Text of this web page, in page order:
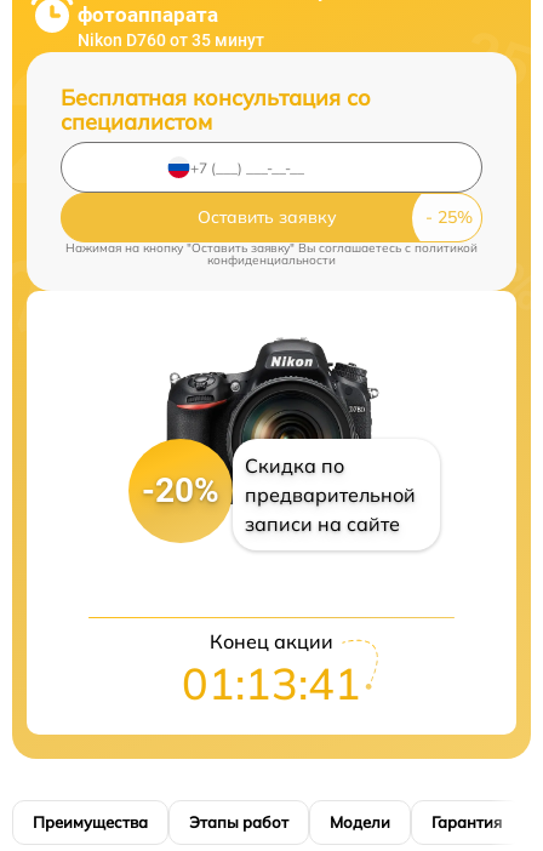
фотоаппарата
Nikon D760 от 35 минут
Бесплатная консультация со
специалистом
Оставить заявку
Нажимая на кнопку "Оставить заявку" Вы соглашаетесь cполитикой
конфиденциальности
-20%
Скидка по
предварительной
записи на сайте
Конец акции
01:13:40
Преимущества Этапы работ Модели Гарантия